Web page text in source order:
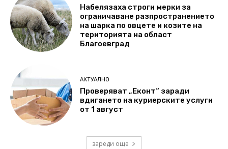
Набелязаха строги мерки за
ограничаване разпространението
на шарка по овцете и козите на
територията на област
Благоевград
АКТУАЛНО
Проверяват „Еконт“ заради
вдигането на куриерските услуги
от 1 август
зареди още